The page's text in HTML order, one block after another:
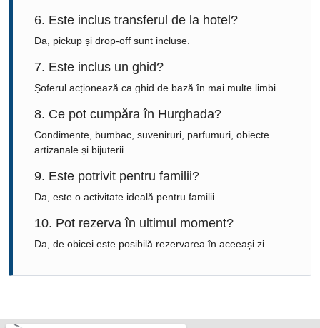
6. Este inclus transferul de la hotel?
Da, pickup și drop-off sunt incluse.
7. Este inclus un ghid?
Șoferul acționează ca ghid de bază în mai multe limbi.
8. Ce pot cumpăra în Hurghada?
Condimente, bumbac, suveniruri, parfumuri, obiecte
artizanale și bijuterii.
9. Este potrivit pentru familii?
Da, este o activitate ideală pentru familii.
10. Pot rezerva în ultimul moment?
Da, de obicei este posibilă rezervarea în aceeași zi.